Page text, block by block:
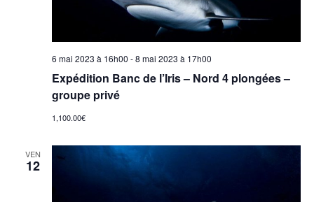
6 mai 2023 à 16h00 -8 mai 2023 à 17h00
Expédition Banc de l’Iris – Nord 4 plongées –
groupe privé
1,100.00€
VEN
12